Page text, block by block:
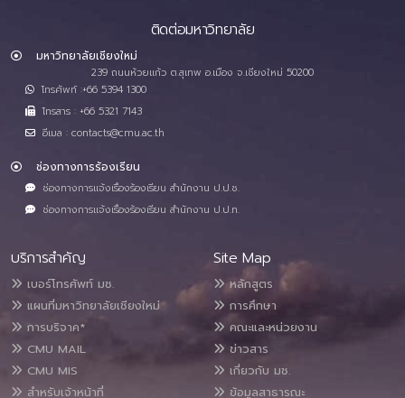
ติดต่อมหาวิทยาลัย
มหาวิทยาลัยเชียงใหม่
239 ถนนห้วยแก้ว ต.สุเทพ อ.เมือง จ.เชียงใหม่ 50200
โทรศัพท์ :+66 5394 1300
โทรสาร : +66 5321 7143
อีเมล : contacts@cmu.ac.th
ช่องทางการร้องเรียน
ช่องทางการแจ้งเรื่องร้องเรียน สำนักงาน ป.ป.ช.
ช่องทางการแจ้งเรื่องร้องเรียน สำนักงาน ป.ป.ท.
บริการสำคัญ
เบอร์โทรศัพท์ มช.
แผนที่มหาวิทยาลัยเชียงใหม่
การบริจาค*
CMU MAIL
CMU MIS
สำหรับเจ้าหน้าที่
Site Map
หลักสูตร
การศึกษา
คณะและหน่วยงาน
ข่าวสาร
เกี่ยวกับ มช.
ข้อมูลสาธารณะ